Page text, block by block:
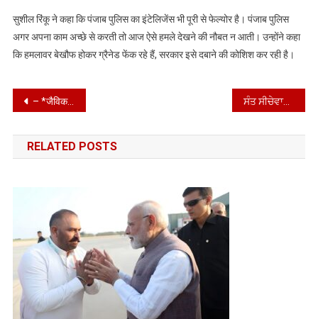
सुशील रिंकू ने कहा कि पंजाब पुलिस का इंटेलिजेंस भी पूरी से फेल्योर है। पंजाब पुलिस
अगर अपना काम अच्छे से करती तो आज ऐसे हमले देखने की नौबत न आती। उन्होंने कहा
कि हमलावर बेखौफ होकर ग्रैनेड फेंक रहे हैं, सरकार इसे दबाने की कोशिश कर रही है।
Post
navigation
– *जैविक खेती धरती को जहर मुक्त करने का सबसे अच्छा तरीका : मोहिंदर भगत* जालंधर, 8 अप्रैलः कैबिनेट मंत्री मोहिंदर भगत ने आज भार्गव कैंप में शिवा ऑर्गेनिक ट्रेडर्स के नए शोरूम का उद्घाटन किया। इस अवसर पर मोहिंदर भगत ने कहा कि धरती को जहर मुक्त बनाने के लिए जैविक खेती सबसे अच्छा उपाय है। इससे न केवल पृथ्वी जहर मुक्त होगी, बल्कि हमारा स्वास्थ्य भी बेहतर होगा। उन्होंने कहा कि जैविक खेती से हमारा शरीर स्वस्थ और बीमारियों से मुक्त रहेगा। श्री भगत ने कहा कि धरती हमारी माता है और इसे विषाक्त होने से बचाना हमारी जिम्मेदारी है। उन्होंने कहा कि जहां हम पृथ्वी को विषाक्त होने से बचाएंगे, वही अपने बच्चों को स्वच्छ वातावरण और स्वस्थ जीवन भी दे सकेंगे। उन्होंने आगे कहा कि जैविक खेती के माध्यम से सब्जियां, फल और अनाज कम लागत पर उगाए जा सकते है और इससे होने वाला मुनाफा हमारी उम्मीदों से कहीं अधिक है। इस अवसर पर शिवा आर्य, सुदेश भगत, राम चंद्र और निर्मल सिंह भी उपस्थित थे। ਸੰਤ ਸੀਚੇਵਾਲ ਨੇ ਹੰਸ ਰਾਜ ਹੰਸ ਨਾਲ ਦੁੱਖ ਸਾਂਝਾ ਕੀਤਾ*
RELATED POSTS